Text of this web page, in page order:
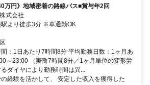
万円》地域密着の路線バス■賞与年2回
式会社
より徒歩3分 ※車通勤OK
：1日あたり7時間8分 平均勤務日数：1ヶ月あ
～23:00 （実働7時間8分／1ヶ月単位の変形労
ダイヤにより勤務時間は異...
経験を活かして、 安定した収入を獲得した